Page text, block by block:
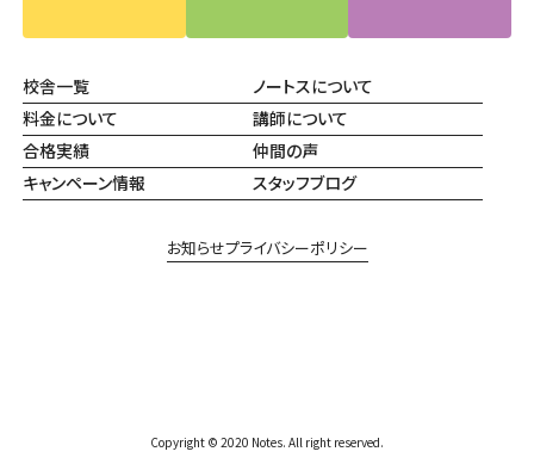
Copyright © 2020 Notes. All right reserved.
校舎一覧
ノートスについて
料金について
講師について
合格実績
仲間の声
キャンペーン情報
スタッフブログ
お知らせプライバシーポリシー